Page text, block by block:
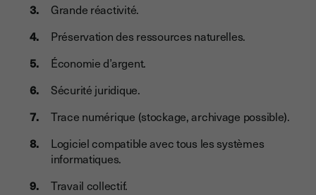
Grande réactivité.
Préservation des ressources naturelles.
Économie d’argent.
Sécurité juridique.
Trace numérique (stockage, archivage possible).
Logiciel compatible avec tous les systèmes
informatiques.
Travail collectif.